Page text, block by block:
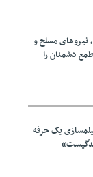
نیروهای مسلح و
دشمنان را
یک حرفه